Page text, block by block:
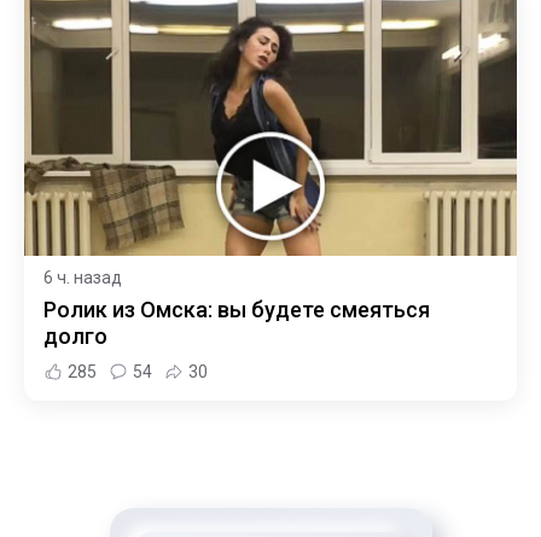
6 ч. назад
Ролик из Омска: вы будете смеяться
долго
285 54 30